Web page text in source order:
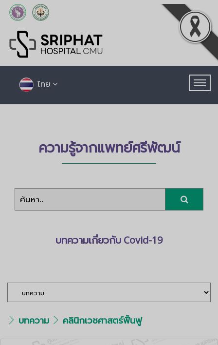
ไทย
ความรู้จากแพทย์ศรีพัฒน์
บทความเกี่ยวกับ Covid-19
บทความ คลินิกเวชศาสตร์ฟื้นฟู